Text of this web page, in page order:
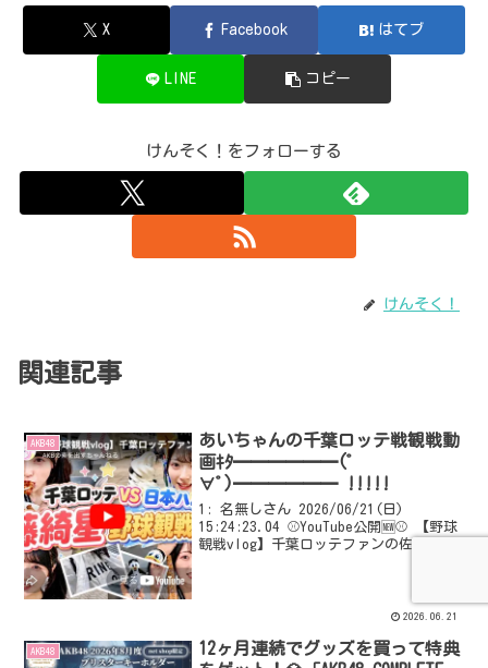
X Facebook はてブ
LINE コピー
けんそく！をフォローする
けんそく！
関連記事
AKB48
あいちゃんの千葉ロッテ戦観戦動
画ｷﾀ━━━━━━(ﾟ
∀ﾟ)━━━━━━ !!!!!
1: 名無しさん 2026/06/21(日)
15:24:23.04 ⚾YouTube公開🆕⚾ 【野球
観戦vlog】千葉ロッテファンの佐藤綺星
2026.06.21
AKB48
12ヶ月連続でグッズを買って特典